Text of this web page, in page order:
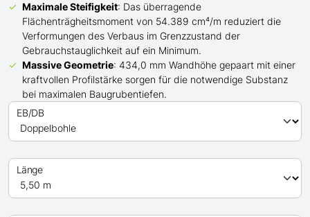
Maximale Steifigkeit: Das überragende
Flächenträgheitsmoment von 54.389 cm⁴/m reduziert die
Verformungen des Verbaus im Grenzzustand der
Gebrauchstauglichkeit auf ein Minimum.
Massive Geometrie: 434,0 mm Wandhöhe gepaart mit einer
kraftvollen Profilstärke sorgen für die notwendige Substanz
bei maximalen Baugrubentiefen.
EB/DB
Länge